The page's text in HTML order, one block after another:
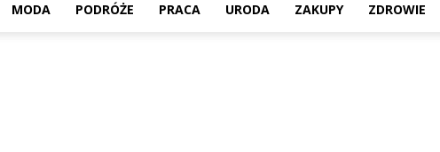
MODA PODRÓŻE PRACA URODA ZAKUPY ZDROWIE